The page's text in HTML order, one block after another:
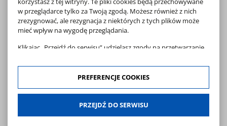
konkursie na Najciekawsze Wydarzenia Muzealne Roku
1984.
Choć mgr Leon Chochlew formalnie nigdy nie był
zatrudniony w Muzeum Rolnictwa jego współpraca z tą
lat. W tym czasie pozostawał merytorycznym opiekunem
założenie ogrodu, ale również opracowanie scenariusza
nawiązanie rozlicznych kontaktów, organizacja praktyk
terenie muzeum. Wśród dokumentów Działu Tradycji
Polski, adresowanych do Pana Magistra, zawierających
choroby i dolegliwości. Pracownicy muzeum często
w przeglądarce tylko za Twoją zgodą. Możesz również z nich
zrezygnować, ale rezygnacja z niektórych z tych plików może
mieć wpływ na wygodę przeglądania.
Klikając „Przejdź do serwisu” udzielasz zgody na przetwarzanie
naszej stronie. Dane są zbierane w celach zgodnych z naszą
polityką prywatnościorazpolityką cookies. Zgoda jest
klikając w "Preferencje cookies".
PREFERENCJE COOKIES
PRZEJDŹ DO SERWISU